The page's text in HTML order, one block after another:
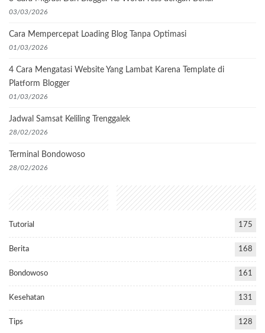
03/03/2026
Cara Mempercepat Loading Blog Tanpa Optimasi
01/03/2026
4 Cara Mengatasi Website Yang Lambat Karena Template di
Platform Blogger
01/03/2026
Jadwal Samsat Keliling Trenggalek
28/02/2026
Terminal Bondowoso
28/02/2026
Popular Categories
Tutorial 175
Berita 168
Bondowoso 161
Kesehatan 131
Tips 128